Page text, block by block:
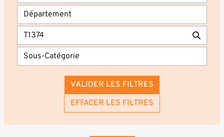
VALIDER LES FILTRES
EFFACER LES FILTRES